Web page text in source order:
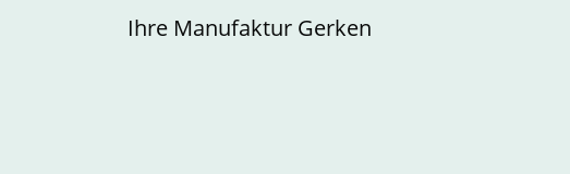
Ihre Manufaktur Gerken